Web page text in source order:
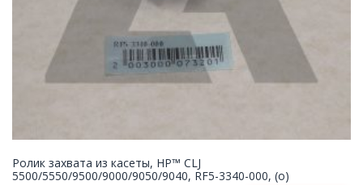
Ролик захвата из касеты, HP™ CLJ
5500/5550/9500/9000/9050/9040, RF5-3340-000, (o)